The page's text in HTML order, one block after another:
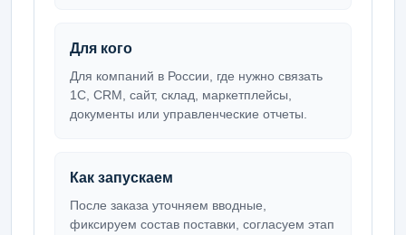
Для кого
Для компаний в России, где нужно связать
1С, CRM, сайт, склад, маркетплейсы,
документы или управленческие отчеты.
Как запускаем
После заказа уточняем вводные,
фиксируем состав поставки, согласуем этап